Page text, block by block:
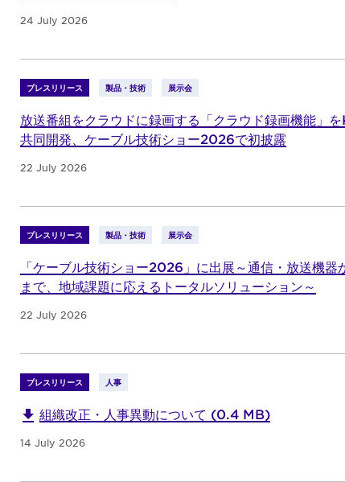
24 July 2026
プレスリリース 製品・技術 展示会
放送番組をクラウドに録画する「クラウド録画機能」
共同開発、ケーブル技術ショー2026で初披露
22 July 2026
プレスリリース 製品・技術 展示会
「ケーブル技術ショー2026」に出展～通信・放送機器
まで、地域課題に応えるトータルソリューション～
22 July 2026
プレスリリース 人事
組織改正・人事異動について (0.4 MB)
14 July 2026